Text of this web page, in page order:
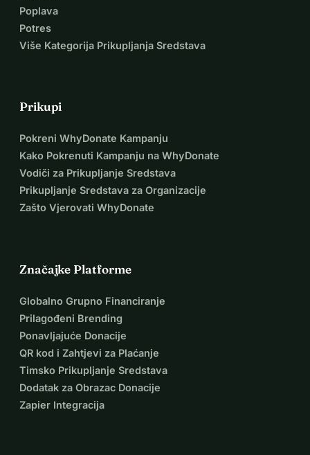
Poplava
Potres
Više Kategorija Prikupljanja Sredstava
Prikupi
Pokreni WhyDonate Kampanju
Kako Pokrenuti Kampanju na WhyDonate
Vodiči za Prikupljanje Sredstava
Prikupljanje Sredstava za Organizacije
Zašto Vjerovati WhyDonate
Značajke Platforme
Globalno Grupno Financiranje
Prilagođeni Brending
Ponavljajuće Donacije
QR kod i Zahtjevi za Plaćanje
Timsko Prikupljanje Sredstava
Dodatak za Obrazac Donacije
Zapier Integracija